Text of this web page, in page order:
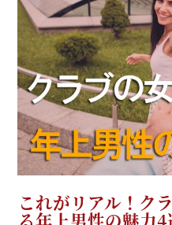
これがリアル！ク
る年上男性の魅力4